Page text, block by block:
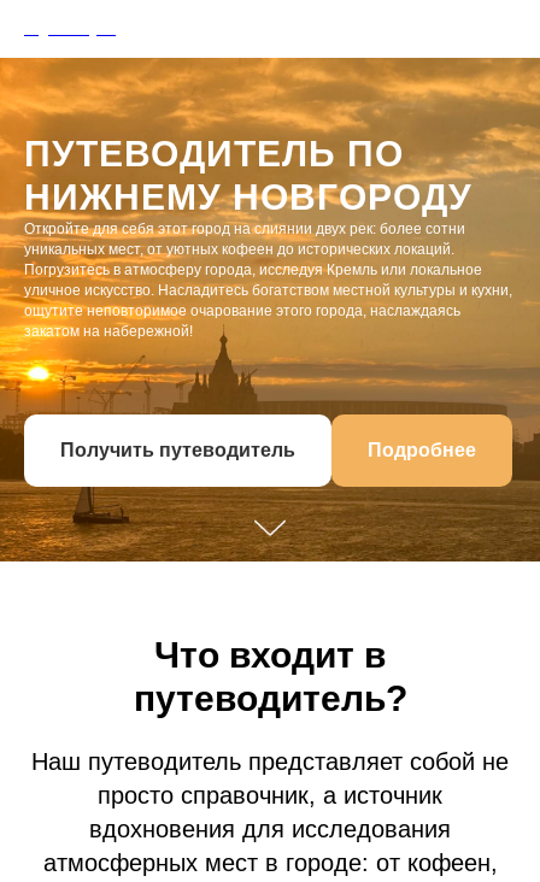
ПУТЕВОДИТЕЛЬ ПО
НИЖНЕМУ НОВГОРОДУ
Откройте для себя этот город на слиянии двух рек: более сотни
уникальных мест, от уютных кофеен до исторических локаций.
Погрузитесь в атмосферу города, исследуя Кремль или локальное
уличное искусство. Насладитесь богатством местной культуры и кухни,
ощутите неповторимое очарование этого города, наслаждаясь
закатом на набережной!
Получить путеводитель Подробнее
Что входит в
путеводитель?
Наш путеводитель представляет собой не
просто справочник, а источник
вдохновения для исследования
атмосферных мест в городе: от кофеен,